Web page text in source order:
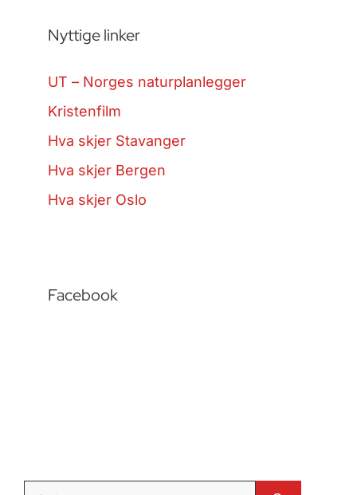
Nyttige linker
UT – Norges naturplanlegger
Kristenfilm
Hva skjer Stavanger
Hva skjer Bergen
Hva skjer Oslo
Facebook
Søk